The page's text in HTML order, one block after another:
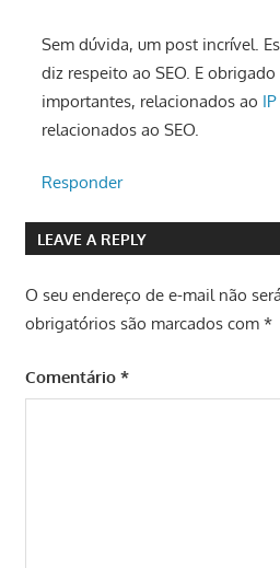
Sem dúvida, um post incrível.
diz respeito ao SEO. E
importantes, relacionados ao IP
relacionados ao SEO.
Responder
LEAVE A REPLY
O seu endereço de e-mail não
obrigatórios são marcados com *
Comentário *